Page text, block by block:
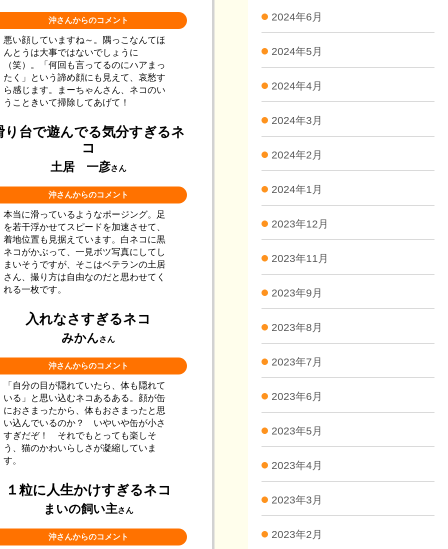
沖さんからのコメント
悪い顔していますね～。隅っこなんてほ
んとうは大事ではないでしょうに
（笑）。「何回も言ってるのにハアまっ
たく」という諦め顔にも見えて、哀愁す
ら感じます。まーちゃんさん、ネコのい
うこときいて掃除してあげて！
り台で遊んでる気分すぎるネ
コ
土居 一彦さん
沖さんからのコメント
本当に滑っているようなポージング。足
を若干浮かせてスピードを加速させて、
着地位置も見据えています。白ネコに黒
ネコがかぶって、一見ボツ写真にしてし
まいそうですが、そこはベテランの土居
さん、撮り方は自由なのだと思わせてく
れる一枚です。
入れなさすぎるネコ
みかんさん
沖さんからのコメント
「自分の目が隠れていたら、体も隠れて
いる」と思い込むネコあるある。顔が缶
におさまったから、体もおさまったと思
い込んでいるのか？ いやいや缶が小さ
すぎだぞ！ それでもとっても楽しそ
う、猫のかわいらしさが凝縮していま
す。
１粒に人生かけすぎるネコ
まいの飼い主さん
沖さんからのコメント
2024年6月
2024年5月
2024年4月
2024年3月
2024年2月
2024年1月
2023年12月
2023年11月
2023年9月
2023年8月
2023年7月
2023年6月
2023年5月
2023年4月
2023年3月
2023年2月